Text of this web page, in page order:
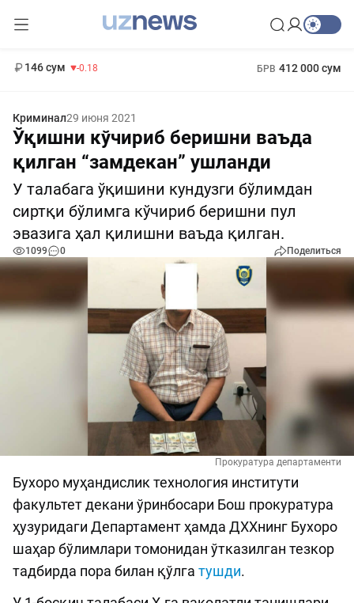
146 сум -0.18 БРВ 412 000 сум
Криминал29 июня 2021
Ўқишни кўчириб беришни ваъда
қилган “замдекан” ушланди
У талабага ўқишини кундузги бўлимдан
сиртқи бўлимга кўчириб беришни пул
эвазига ҳал қилишни ваъда қилган.
1099 0 Поделиться
Прокуратура департаменти
Бухоро муҳандислик технология институти
факультет декани ўринбосари Бош прокуратура
ҳузуридаги Департамент ҳамда ДХХнинг Бухоро
шаҳар бўлимлари томонидан ўтказилган тезкор
тадбирда пора билан қўлга тушди.